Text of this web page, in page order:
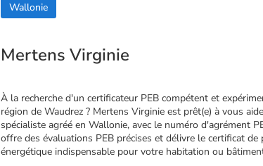
Wallonie
Mertens Virginie
À la recherche d'un certificateur PEB compétent et
région de Waudrez ? Mertens Virginie est prêt(e) à vous
spécialiste agréé en Wallonie, avec le numéro d'agrément
offre des évaluations PEB précises et délivre le certificat de
énergétique indispensable pour votre habitation ou